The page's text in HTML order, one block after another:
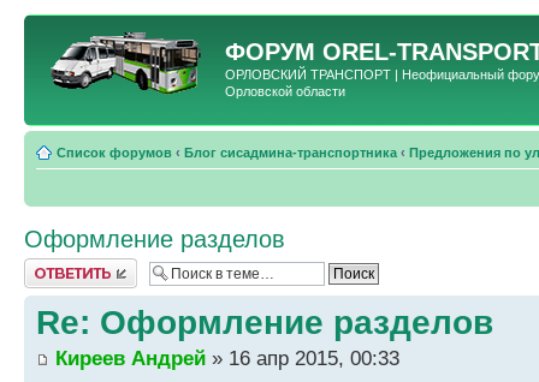
ФОРУМ OREL-
ОРЛОВСКИЙ ТРАНСПОРТ | Неофициальный форум
Орловской области
Список форумов ‹ Блог сисадмина-транспортника ‹ Предложения по
Оформление разделов
Ответить
Re: Оформление разделов
Киреев Андрей » 16 апр 2015, 00:33